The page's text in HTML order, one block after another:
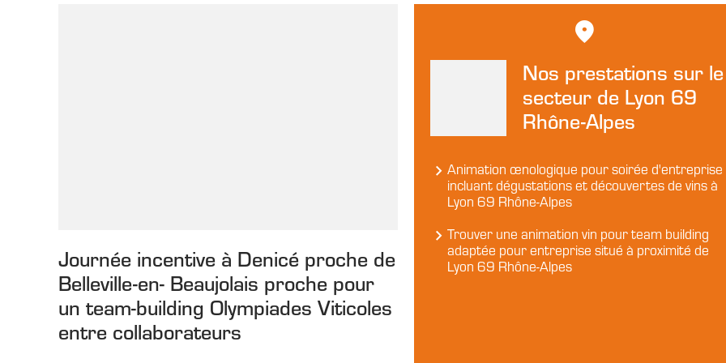
Journée incentive à Denicé proche de
Belleville-en- Beaujolais proche pour
un team-building Olympiades Viticoles
entre collaborateurs
Nos prestations sur le
secteur de Lyon 69
Rhône-Alpes
Animation œnologique pour soirée d'entreprise
incluant dégustations et découvertes de vins à
Lyon 69 Rhône-Alpes
Trouver une animation vin pour team building
adaptée pour entreprise situé à proximité de
Lyon 69 Rhône-Alpes